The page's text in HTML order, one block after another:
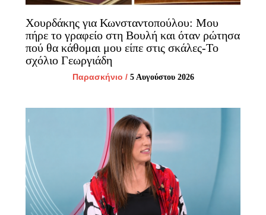
Χουρδάκης για Κωνσταντοπούλου: Μου
πήρε το γραφείο στη Βουλή και όταν ρώτησα
πού θα κάθομαι μου είπε στις σκάλες-Το
σχόλιο Γεωργιάδη
Παρασκήνιο / 5 Αυγούστου 2026